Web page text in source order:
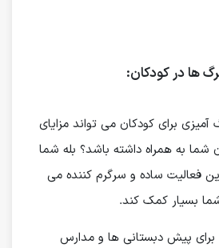
ها در کودکان:
آمیزی برای کودکان می تواند مزایای
شما به همراه داشته باشد؟ بله شما
فعالیت ساده و سرگرم کننده می
بسیار کمک کند.
برای پیش دبستانی ها و مدارس